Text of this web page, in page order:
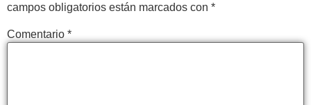
campos obligatorios están marcados con *
Comentario *